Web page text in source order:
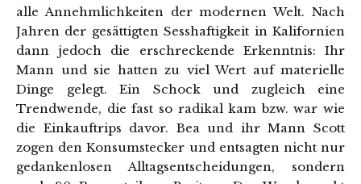
alle Annehmlichkeiten der modernen Welt. Nach
Jahren der gesättigten Sesshaftigkeit in Kalifornien
dann jedoch die erschreckende Erkenntnis: Ihr
Mann und sie hatten zu viel Wert auf materielle
Dinge gelegt. Ein Schock und zugleich eine
Trendwende, die fast so radikal kam bzw. war wie
die Einkauftrips davor. Bea und ihr Mann Scott
zogen den Konsumstecker und entsagten nicht nur
gedankenlosen Alltagsentscheidungen, sondern